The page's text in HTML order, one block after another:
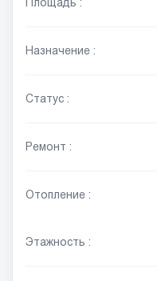
Назначение :
Статус :
Ремонт :
Отопление :
Этажность :